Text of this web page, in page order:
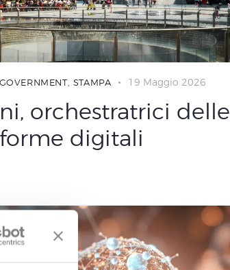
, STAMPA 19 Maggio 2026
orchestratrici delle
digitali